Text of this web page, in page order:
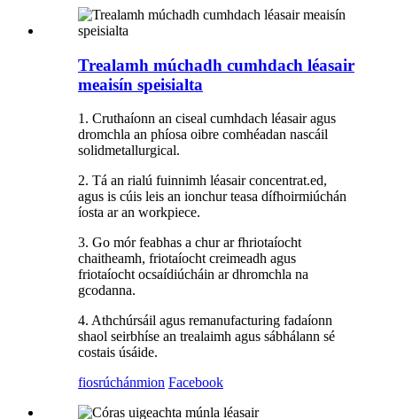
Trealamh múchadh cumhdach léasair
meaisín speisialta
1. Cruthaíonn an ciseal cumhdach léasair agus
dromchla an phíosa oibre comhéadan nascáil
solidmetallurgical.
2. Tá an rialú fuinnimh léasair concentrat.ed,
agus is cúis leis an ionchur teasa dífhoirmiúchán
íosta ar an workpiece.
3. Go mór feabhas a chur ar fhriotaíocht
chaitheamh, friotaíocht creimeadh agus
friotaíocht ocsaídiúcháin ar dhromchla na
gcodanna.
4. Athchúrsáil agus remanufacturing fadaíonn
shaol seirbhíse an trealaimh agus sábhálann sé
costais úsáide.
fiosrúchánmion Facebook